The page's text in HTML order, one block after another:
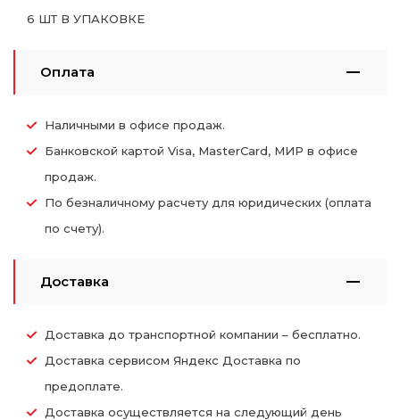
6 ШТ В УПАКОВКЕ
Оплата
Наличными в офисе продаж.
Банковской картой Visa, MasterCard, МИР в офисе
продаж.
По безналичному расчету для юридических (оплата
по счету).
Доставка
Доставка до транспортной компании – бесплатно.
Доставка сервисом Яндекс Доставка по
предоплате.
Доставка осуществляется на следующий день